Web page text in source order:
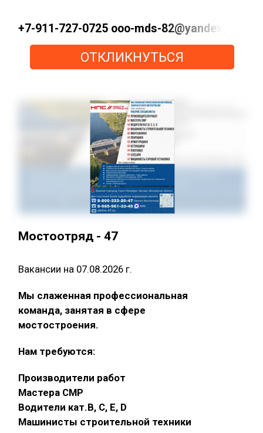
+7-911-727-0725 ooo-mds-82@yandex.ru
ОТКЛИКНУТЬСЯ
Мостоотряд - 47
Вакансии на 07.08.2026 г.
Мы слаженная профессиональная
команда, занятая в сфере
мостостроения.
Нам требуются:
Производители работ
Мастера СМР
Водители кат.В, С, Е, D
Машинисты строительной техники